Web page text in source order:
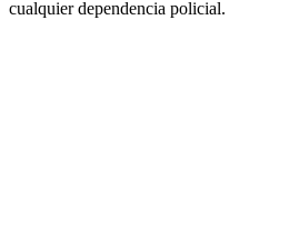
cualquier dependencia policial.